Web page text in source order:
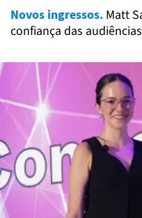
Novos ingressos. Matt
confiança das audiências